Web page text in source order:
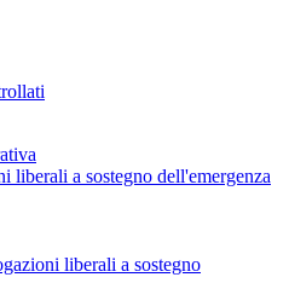
liberali a sostegno dell'emergenza
liberali a sostegno